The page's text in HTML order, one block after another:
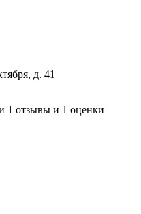
д. 41
1 отзывы и 1 оценки